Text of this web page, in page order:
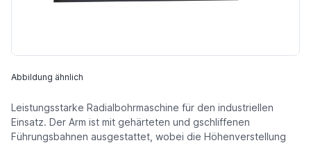
Abbildung ähnlich
Leistungsstarke Radialbohrmaschine für den industriellen
Einsatz. Der Arm ist mit gehärteten und gschliffenen
Führungsbahnen ausgestattet, wobei die Höhenverstellung